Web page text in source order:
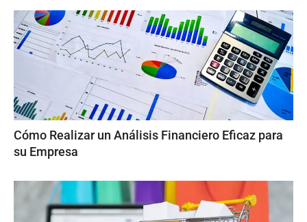
Cómo Realizar un Análisis Financiero Eficaz para
su Empresa